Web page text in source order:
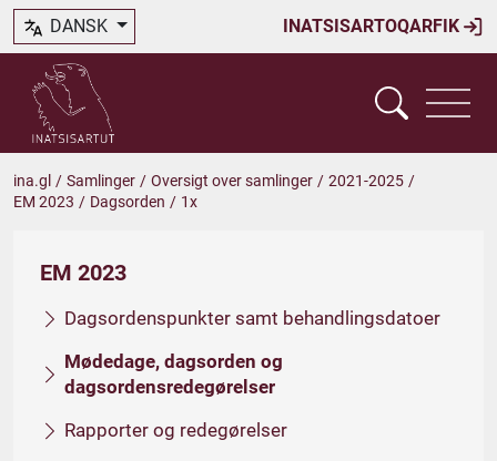
INATSISARTOQARFIK
DANSK
ina.gl / Samlinger / Oversigt over samlinger / 2021-2025 /
EM 2023 / Dagsorden / 1x
EM 2023
Dagsordenspunkter samt behandlingsdatoer
Mødedage, dagsorden og
dagsordensredegørelser
Rapporter og redegørelser